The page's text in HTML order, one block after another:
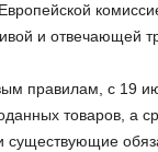
и отвечающей
правилам, с 19
товаров, а
существующие